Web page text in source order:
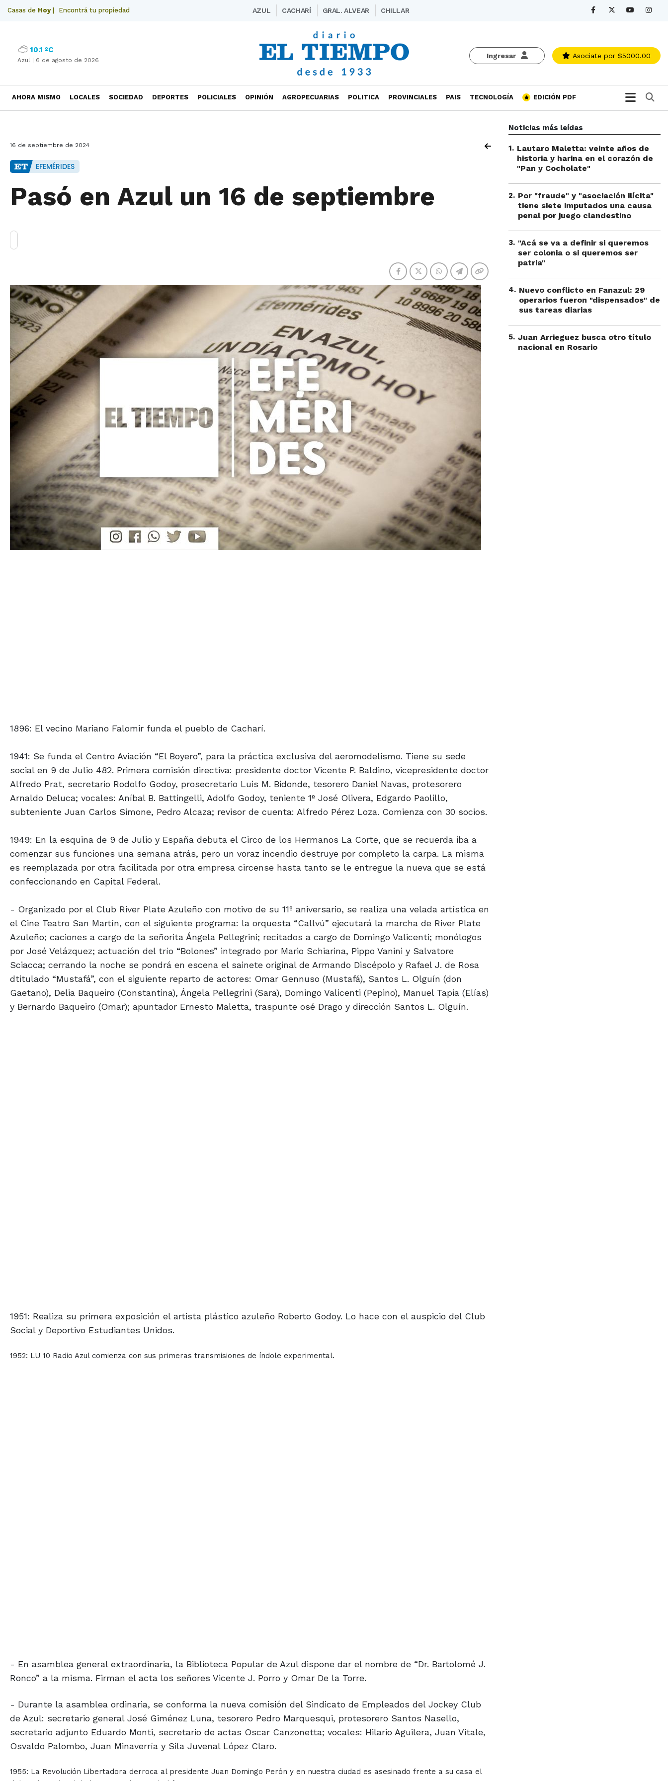
Casas de Hoy| Encontrá tu propiedad AZUL CACHARÍ GRAL. ALVEAR CHILLAR
Ingresar Asociate por $5000.00
10.1 ºC
Azul | 6 de agosto de 2026
AHORA MISMO LOCALES SOCIEDAD DEPORTES POLICIALES OPINIÓN AGROPECUARIAS POLITICA PROVINCIALES PAIS TECNOLOGÍA EDICIÓN PDF
16 de septiembre de 2024
EFEMÉRIDES
Pasó en Azul un 16 de septiembre
1896: El vecino Mariano Falomir funda el pueblo de Cacharí.
1941: Se funda el Centro Aviación “El Boyero”, para la práctica exclusiva del aeromodelismo. Tiene su sede
social en 9 de Julio 482. Primera comisión directiva: presidente doctor Vicente P. Baldino, vicepresidente doctor
Alfredo Prat, secretario Rodolfo Godoy, prosecretario Luis M. Bidonde, tesorero Daniel Navas, protesorero
Arnaldo Deluca; vocales: Aníbal B. Battingelli, Adolfo Godoy, teniente 1º José Olivera, Edgardo Paolillo,
subteniente Juan Carlos Simone, Pedro Alcaza; revisor de cuenta: Alfredo Pérez Loza. Comienza con 30 socios.
1949: En la esquina de 9 de Julio y España debuta el Circo de los Hermanos La Corte, que se recuerda iba a
comenzar sus funciones una semana atrás, pero un voraz incendio destruye por completo la carpa. La misma
es reemplazada por otra facilitada por otra empresa circense hasta tanto se le entregue la nueva que se está
confeccionando en Capital Federal.
- Organizado por el Club River Plate Azuleño con motivo de su 11º aniversario, se realiza una velada artística en
el Cine Teatro San Martín, con el siguiente programa: la orquesta “Callvú” ejecutará la marcha de River Plate
Azuleño; caciones a cargo de la señorita Ángela Pellegrini; recitados a cargo de Domingo Valicenti; monólogos
por José Velázquez; actuación del trío “Bolones” integrado por Mario Schiarina, Pippo Vanini y Salvatore
Sciacca; cerrando la noche se pondrá en escena el sainete original de Armando Discépolo y Rafael J. de Rosa
dtitulado “Mustafá”, con el siguiente reparto de actores: Omar Gennuso (Mustafá), Santos L. Olguín (don
Gaetano), Delia Baqueiro (Constantina), Ángela Pellegrini (Sara), Domingo Valicenti (Pepino), Manuel Tapia (Elías)
y Bernardo Baqueiro (Omar); apuntador Ernesto Maletta, traspunte osé Drago y dirección Santos L. Olguín.
1951: Realiza su primera exposición el artista plástico azuleño Roberto Godoy. Lo hace con el auspicio del Club
Social y Deportivo Estudiantes Unidos.
1952: LU 10 Radio Azul comienza con sus primeras transmisiones de índole experimental.
- En asamblea general extraordinaria, la Biblioteca Popular de Azul dispone dar el nombre de “Dr. Bartolomé J.
Ronco” a la misma. Firman el acta los señores Vicente J. Porro y Omar De la Torre.
- Durante la asamblea ordinaria, se conforma la nueva comisión del Sindicato de Empleados del Jockey Club
de Azul: secretario general José Giménez Luna, tesorero Pedro Marquesqui, protesorero Santos Nasello,
secretario adjunto Eduardo Monti, secretario de actas Oscar Canzonetta; vocales: Hilario Aguilera, Juan Vitale,
Osvaldo Palombo, Juan Minaverría y Sila Juvenal López Claro.
1955: La Revolución Libertadora derroca al presidente Juan Domingo Perón y en nuestra ciudad es asesinado frente a su casa el
Noticias más leídas
1. Lautaro Maletta: veinte años de
historia y harina en el corazón de
"Pan y Cocholate"
2. Por "fraude" y "asociación ilícita"
tiene siete imputados una causa
penal por juego clandestino
3. "Acá se va a definir si queremos
ser colonia o si queremos ser
patria"
4. Nuevo conflicto en Fanazul: 29
operarios fueron "dispensados" de
sus tareas diarias
5. Juan Arrieguez busca otro título
nacional en Rosario